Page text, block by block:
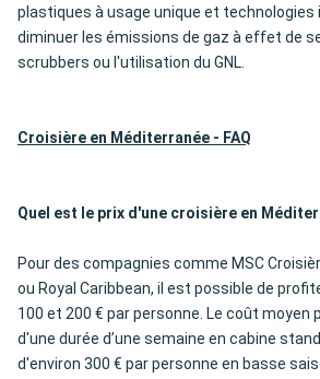
plastiques à usage unique et technologies
diminuer les émissions de gaz à effet de
scrubbers ou l'utilisation du GNL.
Croisière en Méditerranée - FAQ
Quel est le prix d'une croisière en
Pour des compagnies comme MSC
ou Royal Caribbean, il est possible de
100 et 200 € par personne. Le coût moyen
d'une durée d’une semaine en cabine
d'environ 300 € par personne en basse